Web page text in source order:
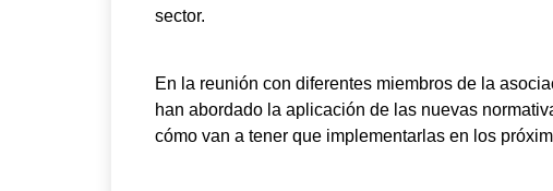
sector.
En la reunión con diferentes miembros de la
han abordado la aplicación de las nuevas
cómo van a tener que implementarlas en los